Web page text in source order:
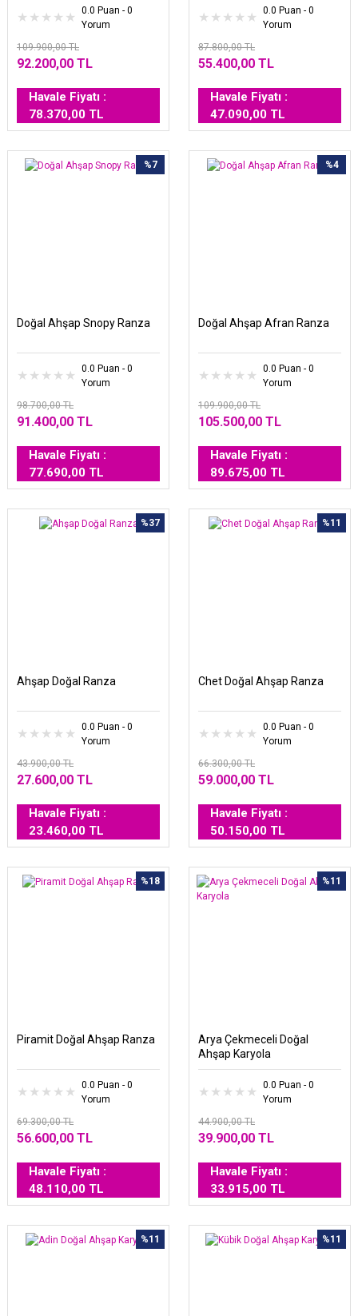
0.0 Puan - 0
Yorum
109.900,00 TL
92.200,00 TL
Havale Fiyatı :
78.370,00 TL
0.0 Puan - 0
Yorum
87.800,00 TL
55.400,00 TL
Havale Fiyatı :
47.090,00 TL
%7
Doğal Ahşap Snopy Ranza
0.0 Puan - 0
Yorum
98.700,00 TL
91.400,00 TL
Havale Fiyatı :
77.690,00 TL
%4
Doğal Ahşap Afran Ranza
0.0 Puan - 0
Yorum
109.900,00 TL
105.500,00 TL
Havale Fiyatı :
89.675,00 TL
%37
Ahşap Doğal Ranza
0.0 Puan - 0
Yorum
43.900,00 TL
27.600,00 TL
Havale Fiyatı :
23.460,00 TL
%11
Chet Doğal Ahşap Ranza
0.0 Puan - 0
Yorum
66.300,00 TL
59.000,00 TL
Havale Fiyatı :
50.150,00 TL
%18
Piramit Doğal Ahşap Ranza
0.0 Puan - 0
Yorum
69.300,00 TL
56.600,00 TL
Havale Fiyatı :
48.110,00 TL
%11
Arya Çekmeceli Doğal
Ahşap Karyola
0.0 Puan - 0
Yorum
44.900,00 TL
39.900,00 TL
Havale Fiyatı :
33.915,00 TL
%11 %11